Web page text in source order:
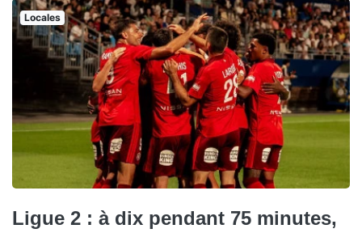
Locales
Ligue 2 : à dix pendant 75 minutes,